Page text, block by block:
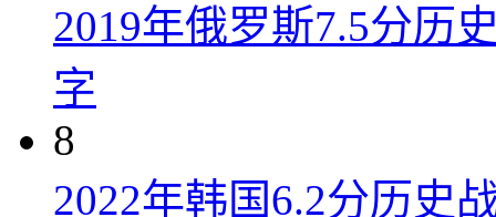
2019年俄罗斯7.5分历
字
8
2022年韩国6.2分历史